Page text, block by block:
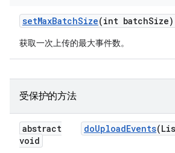
setMaxBatchSize(int batchSize)
获取一次上传的最大事件数。
受保护的方法
abstract
void
doUploadEvents